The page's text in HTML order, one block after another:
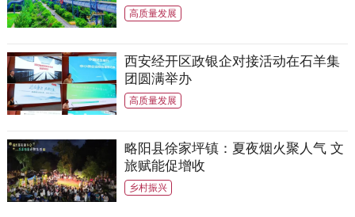
高质量发展
西安经开区政银企对接活动在石羊集
团圆满举办
高质量发展
略阳县徐家坪镇：夏夜烟火聚人气 文
旅赋能促增收
乡村振兴